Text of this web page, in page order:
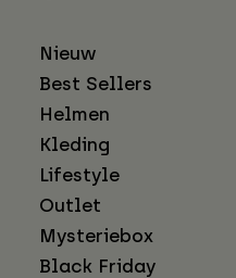
Nieuw
Best Sellers
Helmen
Kleding
Lifestyle
Outlet
Mysteriebox
Black Friday